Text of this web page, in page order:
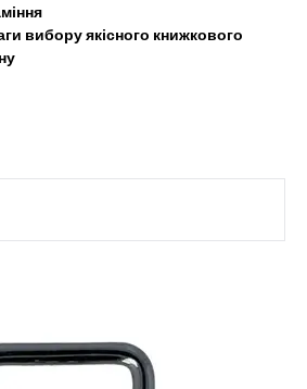
вибору якісного книжкового